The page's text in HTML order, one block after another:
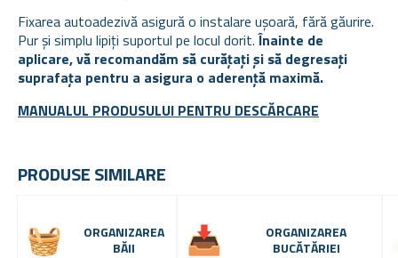
Fixarea autoadezivă asigură o instalare ușoară, fără găurire.
Pur și simplu lipiți suportul pe locul dorit.Înainte de
aplicare, vă recomandăm să curățați și să degresați
suprafața pentru a asigura o aderență maximă.
MANUALUL PRODUSULUI PENTRU DESCĂRCARE
PRODUSE SIMILARE
ORGANIZAREA
BĂII
ORGANIZAREA
BUCĂTĂRIEI